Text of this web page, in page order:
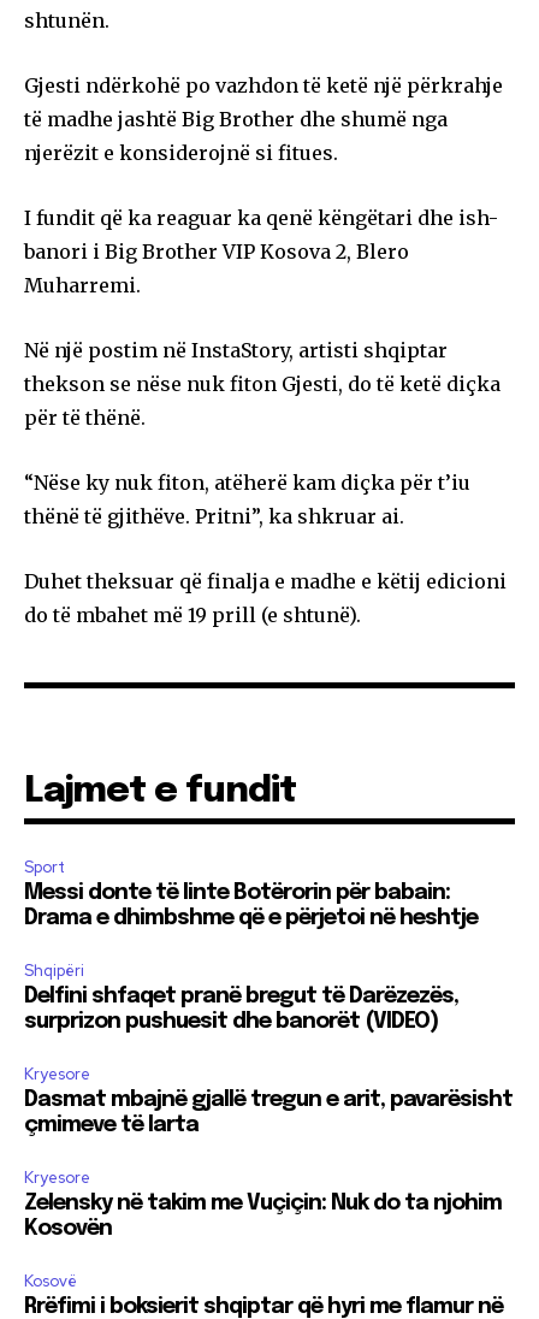
shtunën.
Gjesti ndërkohë po vazhdon të ketë një përkrahje
të madhe jashtë Big Brother dhe shumë nga
njerëzit e konsiderojnë si fitues.
I fundit që ka reaguar ka qenë këngëtari dhe ish-
banori i Big Brother VIP Kosova 2, Blero
Muharremi.
Në një postim në InstaStory, artisti shqiptar
thekson se nëse nuk fiton Gjesti, do të ketë diçka
për të thënë.
“Nëse ky nuk fiton, atëherë kam diçka për t’iu
thënë të gjithëve. Pritni”, ka shkruar ai.
Duhet theksuar që finalja e madhe e këtij edicioni
do të mbahet më 19 prill (e shtunë).
Lajmet e fundit
Sport
Messi donte të linte Botërorin për babain:
Drama e dhimbshme që e përjetoi në heshtje
Shqipëri
Delfini shfaqet pranë bregut të Darëzezës,
surprizon pushuesit dhe banorët (VIDEO)
Kryesore
Dasmat mbajnë gjallë tregun e arit, pavarësisht
çmimeve të larta
Kryesore
Zelensky në takim me Vuçiçin: Nuk do ta njohim
Kosovën
Kosovë
Rrëfimi i boksierit shqiptar që hyri me flamur në